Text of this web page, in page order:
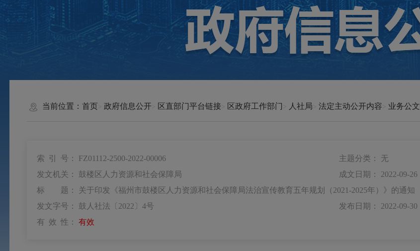
当前位置： 首页 政府信息公开 区直部门平台链接 区政府工作部门 人社局 法定主动公开内容 业务公文
索 引 号： FZ01112-2500-2022-00006 主题分类： 无
发文机关： 鼓楼区人力资源和社会保障局 成文日期： 2022-09-26
标 题：
关于印发《福州市鼓楼区人力资源和社会保障局法治宣传教育五年规划（2021-2025年）》的通知
发文字号： 鼓人社法〔2022〕4号 发布日期： 2022-09-30
有 效 性： 有效